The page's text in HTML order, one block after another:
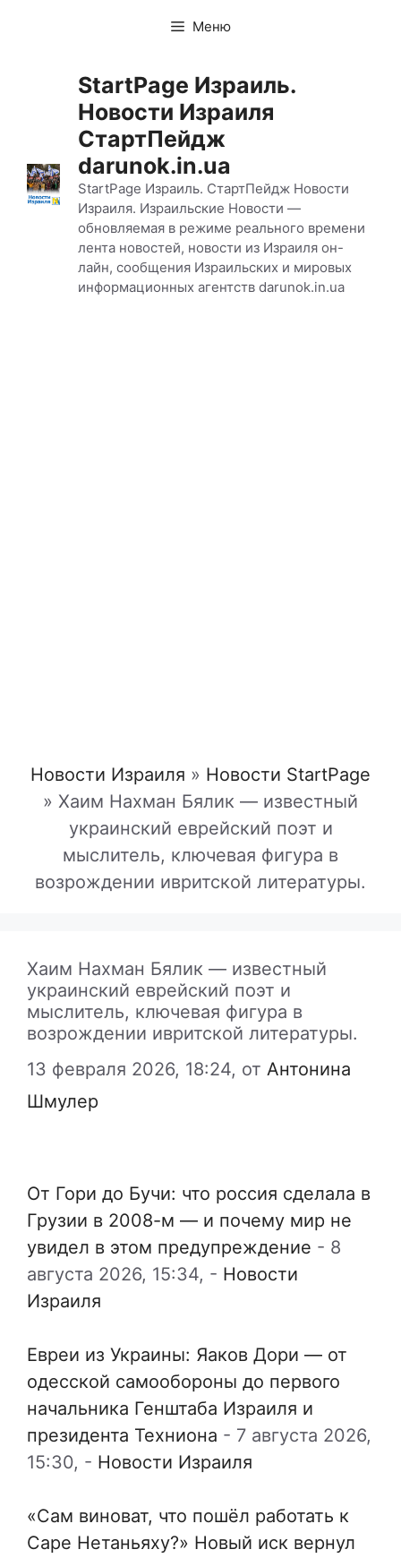
Меню
StartPage Израиль.
Новости Израиля
СтартПейдж
darunok.in.ua
StartPage Израиль. СтартПейдж Новости
Израиля. Израильские Новости —
обновляемая в режиме реального времени
лента новостей, новости из Израиля он-
лайн, сообщения Израильских и мировых
информационных агентств darunok.in.ua
Новости Израиля » Новости StartPage
» Хаим Нахман Бялик — известный
украинский еврейский поэт и
мыслитель, ключевая фигура в
возрождении ивритской литературы.
Хаим Нахман Бялик — известный
украинский еврейский поэт и
мыслитель, ключевая фигура в
возрождении ивритской литературы.
13 февраля 2026, 18:24, от Антонина
Шмулер
От Гори до Бучи: что россия сделала в
Грузии в 2008-м — и почему мир не
увидел в этом предупреждение - 8
августа 2026, 15:34, - Новости
Израиля
Евреи из Украины: Яаков Дори — от
одесской самообороны до первого
начальника Генштаба Израиля и
президента Техниона - 7 августа 2026,
15:30, - Новости Израиля
«Сам виноват, что пошёл работать к
Саре Нетаньяху?» Новый иск вернул